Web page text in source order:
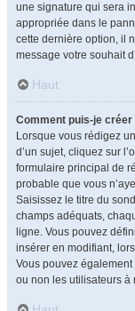
une signature qui sera
appropriée dans le
cette dernière option, il
message votre souhait
Haut
Comment puis-je créer
Lorsque vous rédigez
d’un sujet, cliquez sur
formulaire principal de
probable que vous
Saisissez le titre du
champs adéquats,
ligne. Vous pouvez
insérer en modifiant,
Vous pouvez
ou non les utilisateurs à